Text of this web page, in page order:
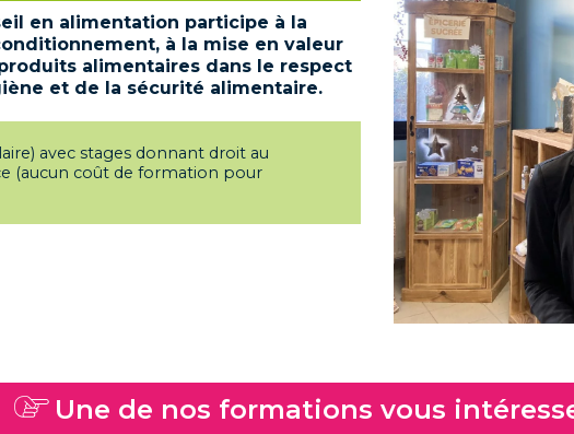
en alimentation participe à la
à la mise en valeur
alimentaires dans le respect
et de la sécurité alimentaire.
avec stages donnant droit au
(aucun coût de formation pour
Une de nos formations vous